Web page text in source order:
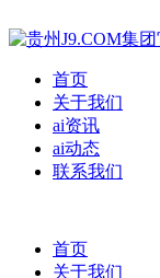
首页
关于我们
ai资讯
ai动态
联系我们
首页
关于我们